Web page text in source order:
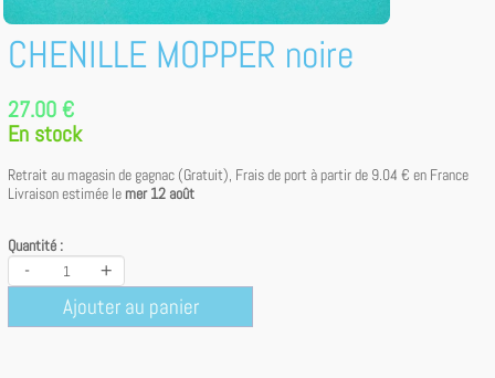
CHENILLE MOPPER noire
27.00 €
En stock
Retrait au magasin de gagnac (Gratuit), Frais de port à partir de 9.04 € en France
Livraison estimée le mer 12 août
Quantité :
- +
Ajouter au panier